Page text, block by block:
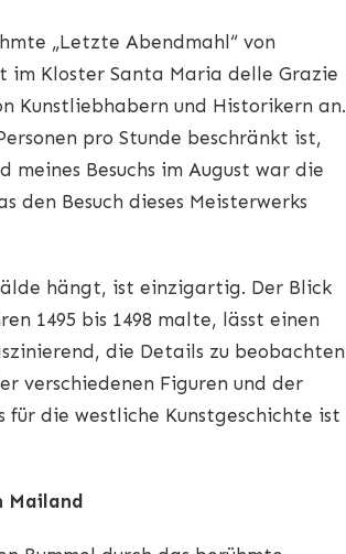
„Letzte Abendmahl“ von
im Kloster Santa Maria delle Grazie
Kunstliebhabern und Historikern an.
pro Stunde beschränkt ist,
meines Besuchs im August war die
den Besuch dieses Meisterwerks
hängt, ist einzigartig. Der Blick
1495 bis 1498 malte, lässt einen
die Details zu beobachten
verschiedenen Figuren und der
für die westliche Kunstgeschichte ist
Mailand